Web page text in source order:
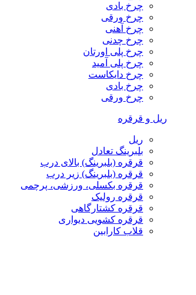
چرخ بادی
چرخ ورقی
چرخ آهنی
چرخ چدنی
چرخ پلی اورتان
چرخ پلی آمید
چرخ دایکاست
چرخ بادی
چرخ ورقی
ریل و قرقره
ریل
بلبرینگ تعادل
قرقره (بلبرینگ) بالای درب
قرقره (بلبرینگ) زیر درب
قرقره بکسلی، ورزشی، پرچمی
قرقره رولیک
قرقره کشتارگاهی
قرقره کشویی دیواری
قلاب کارابین